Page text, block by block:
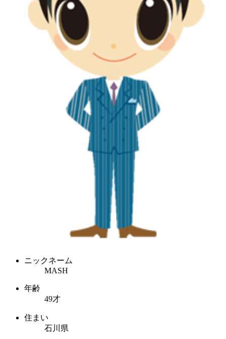
ニックネーム
MASH
年齢
49才
住まい
石川県